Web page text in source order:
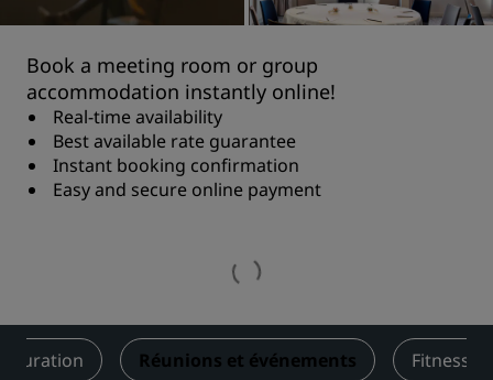
Book a meeting room or group
accommodation instantly online!
Real-time availability
Best available rate guarantee
Instant booking confirmation
Easy and secure online payment
Réunions et événements Fitness